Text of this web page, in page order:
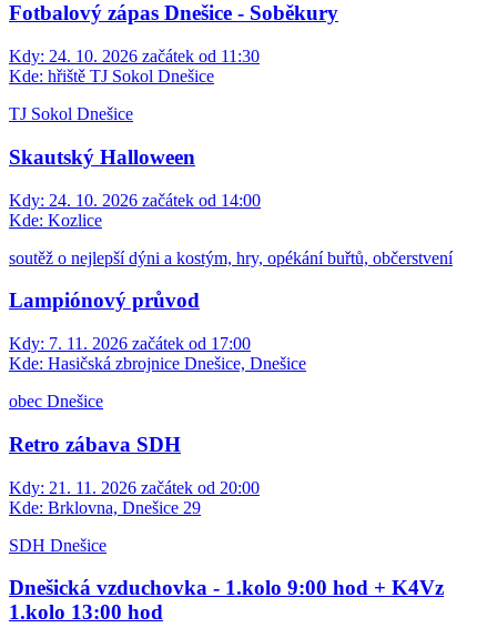
Fotbalový zápas Dnešice - Soběkury
Kdy: 24. 10. 2026 začátek od 11:30
Kde: hřiště TJ Sokol Dnešice
TJ Sokol Dnešice
Skautský Halloween
Kdy: 24. 10. 2026 začátek od 14:00
Kde: Kozlice
soutěž o nejlepší dýni a kostým, hry, opékání buřtů, občerstvení
Lampiónový průvod
Kdy: 7. 11. 2026 začátek od 17:00
Kde: Hasičská zbrojnice Dnešice, Dnešice
obec Dnešice
Retro zábava SDH
Kdy: 21. 11. 2026 začátek od 20:00
Kde: Brklovna, Dnešice 29
SDH Dnešice
Dnešická vzduchovka - 1.kolo 9:00 hod + K4Vz
1.kolo 13:00 hod